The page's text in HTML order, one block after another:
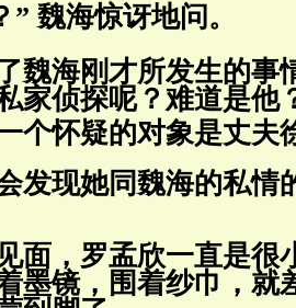
” 魏海惊讶地问 。
魏海刚才所发生的事
家侦探呢？难道是他
个怀疑的对象是丈夫
发现她同魏海的私情
面，罗孟欣一直是很
墨镜，围着纱巾， 就